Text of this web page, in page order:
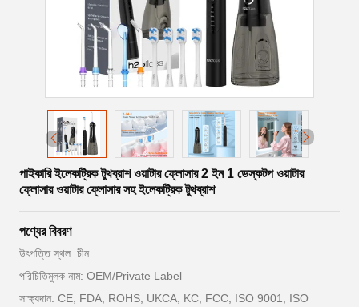
পাইকারি ইলেকট্রিক টুথব্রাশ ওয়াটার ফ্লোসার 2 ইন 1 ডেস্কটপ ওয়াটার
ফ্লোসার ওয়াটার ফ্লোসার সহ ইলেকট্রিক টুথব্রাশ
পণ্যের বিবরণ
উৎপত্তি স্থল: চীন
পরিচিতিমুলক নাম: OEM/Private Label
সাক্ষ্যদান: CE, FDA, ROHS, UKCA, KC, FCC, ISO 9001, ISO